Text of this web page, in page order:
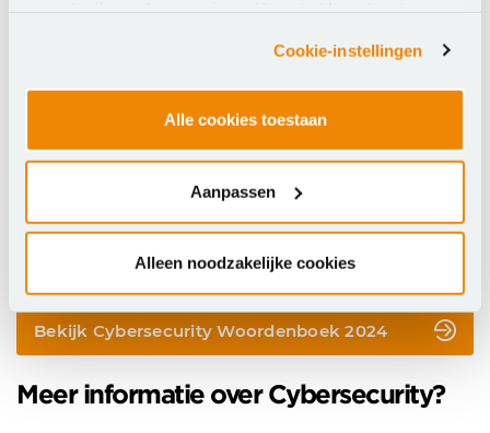
Cookie-instellingen
Alle cookies toestaan
Aanpassen
Alleen noodzakelijke cookies
hulpmiddel om beter voorbereid te zijn op de
uitdagingen van vandaag en morgen.
Bekijk het woordenboek
Wil je jouw kennis over cybersecurity vergroten en je
dreigingen? Zie dan nu het Cybersecurity
Woordenboek 2024 in via de onderstaande button.
Bekijk Cybersecurity Woordenboek 2024
Meer informatie over Cybersecurity?